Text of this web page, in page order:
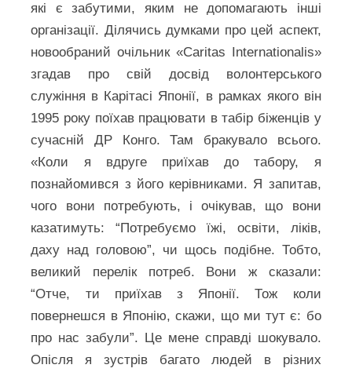
які є забутими, яким не допомагають інші
організації. Ділячись думками про цей аспект,
новообраний очільник «Caritas Internationalis»
згадав про свій досвід волонтерського
служіння в Карітасі Японії, в рамках якого він
1995 року поїхав працювати в табір біженців у
сучасній ДР Конго. Там бракувало всього.
«Коли я вдруге приїхав до табору, я
познайомився з його керівниками. Я запитав,
чого вони потребують, і очікував, що вони
казатимуть: “Потребуємо їжі, освіти, ліків,
даху над головою”, чи щось подібне. Тобто,
великий перелік потреб. Вони ж сказали:
“Отче, ти приїхав з Японії. Тож коли
повернешся в Японію, скажи, що ми тут є: бо
про нас забули”. Це мене справді шокувало.
Опісля я зустрів багато людей в різних